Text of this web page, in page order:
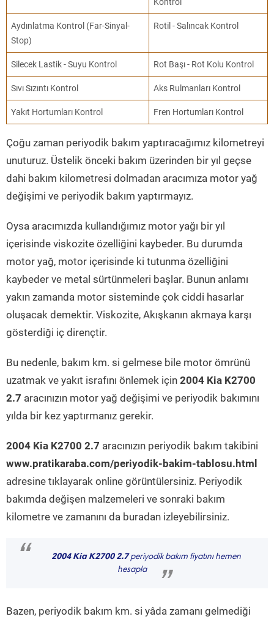
Aydınlatma Kontrol (Far-Sinyal-
Stop)
Rotil - Salıncak Kontrol
Silecek Lastik - Suyu Kontrol Rot Başı - Rot Kolu Kontrol
Sıvı Sızıntı Kontrol Aks Rulmanları Kontrol
Yakıt Hortumları Kontrol Fren Hortumları Kontrol
Çoğu zaman periyodik bakım yaptıracağımız kilometreyi
unuturuz. Üstelik önceki bakım üzerinden bir yıl geçse
dahi bakım kilometresi dolmadan aracımıza motor yağ
değişimi ve periyodik bakım yaptırmayız.
Oysa aracımızda kullandığımız motor yağı bir yıl
içerisinde viskozite özelliğini kaybeder. Bu durumda
motor yağ, motor içerisinde ki tutunma özelliğini
kaybeder ve metal sürtünmeleri başlar. Bunun anlamı
yakın zamanda motor sisteminde çok ciddi hasarlar
oluşacak demektir. Viskozite, Akışkanın akmaya karşı
gösterdiği iç dirençtir.
Bu nedenle, bakım km. si gelmese bile motor ömrünü
uzatmak ve yakıt israfını önlemek için 2004 Kia K2700
2.7 aracınızın motor yağ değişimi ve periyodik bakımını
yılda bir kez yaptırmanız gerekir.
2004 Kia K2700 2.7 aracınızın periyodik bakım takibini
www.pratikaraba.com/periyodik-bakim-tablosu.html
adresine tıklayarak online görüntülersiniz. Periyodik
bakımda değişen malzemeleri ve sonraki bakım
kilometre ve zamanını da buradan izleyebilirsiniz.
“ 2004 Kia K2700 2.7periyodik bakım fiyatını hemen
hesapla
”
Bazen, periyodik bakım km. si yâda zamanı gelmediği